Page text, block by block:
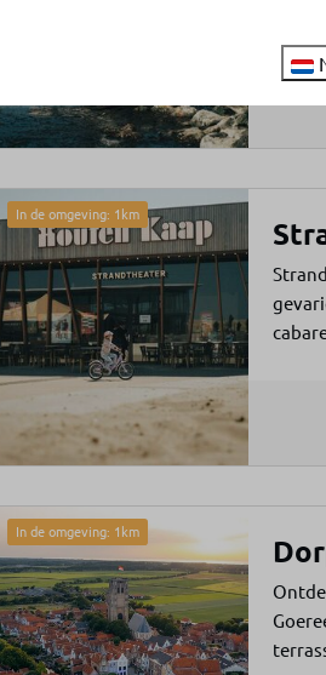
In de omgeving: 1km
In de omgeving: 1km